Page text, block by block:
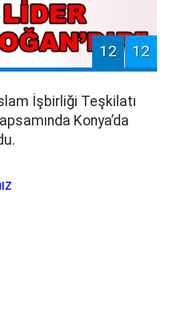
12 12
İşbirliği Teşkilatı
Konya’da